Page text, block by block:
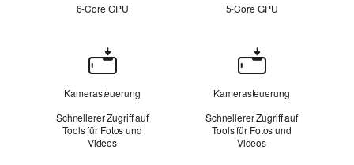
6‑Core GPU
5‑Core GPU
Kamerasteuerung
Kamerasteuerung
Schnellerer Zugriff auf
Tools für Fotos und
Videos
Kamerasteuerung
Schnellerer Zugriff auf
Tools für Fotos und
Videos